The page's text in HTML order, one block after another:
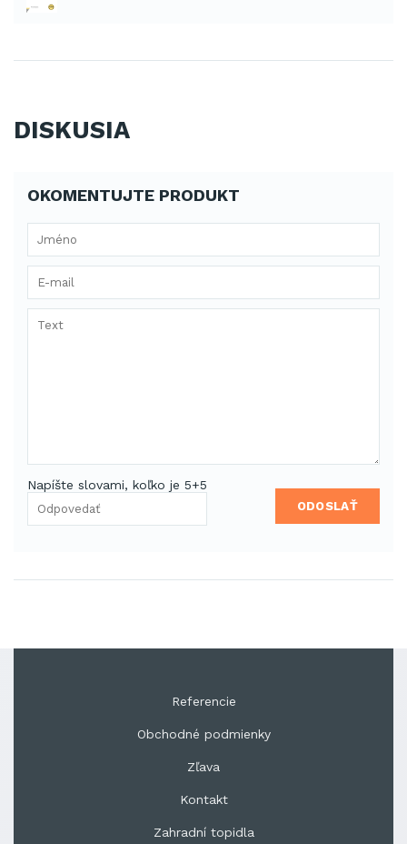
DISKUSIA
OKOMENTUJTE PRODUKT
Napíšte slovami, koľko je 5+5
ODOSLAŤ
Referencie
Obchodné podmienky
Zľava
Kontakt
Zahradní topidla